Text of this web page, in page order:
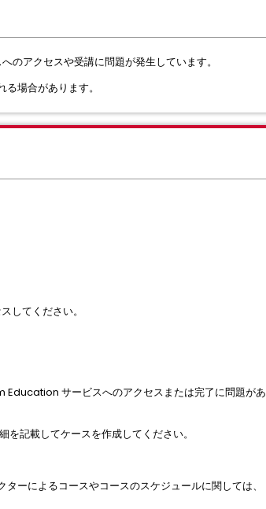
アクセスや受講に問題が発生しています。
場合があります。
してください。
サービスへのアクセスまたは完了に問題があ
記載してケースを作成してください。
ーによるコースやコースのスケジュールに関しては、